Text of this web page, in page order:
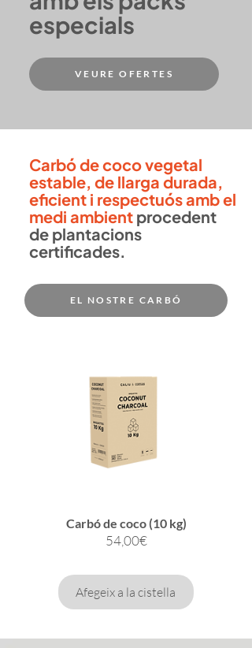
especials
VEURE OFERTES
Carbó de coco vegetal
estable, de llarga durada,
eficient i respectuós amb el
medi ambient procedent
de plantacions
certificades.
EL NOSTRE CARBÓ
Carbó de coco (10 kg)
54,00€Preu
Afegeix a la cistella